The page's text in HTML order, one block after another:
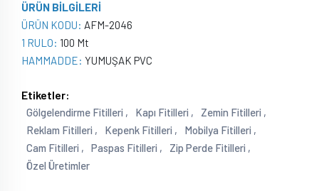
ÜRÜN BİLGİLERİ
ÜRÜN KODU: AFM-2046
1 RULO: 100 Mt
HAMMADDE: YUMUŞAK PVC
Etiketler:
Gölgelendirme Fitilleri , Kapı Fitilleri ,
Zemin Fitilleri ,
Reklam Fitilleri ,
Kepenk Fitilleri ,
Mobilya Fitilleri ,
Cam Fitilleri ,
Paspas Fitilleri ,
Zip Perde Fitilleri ,
Özel Üretimler